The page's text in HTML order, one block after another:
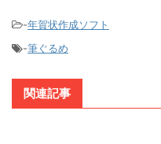
-年賀状作成ソフト
-筆ぐるめ
関連記事